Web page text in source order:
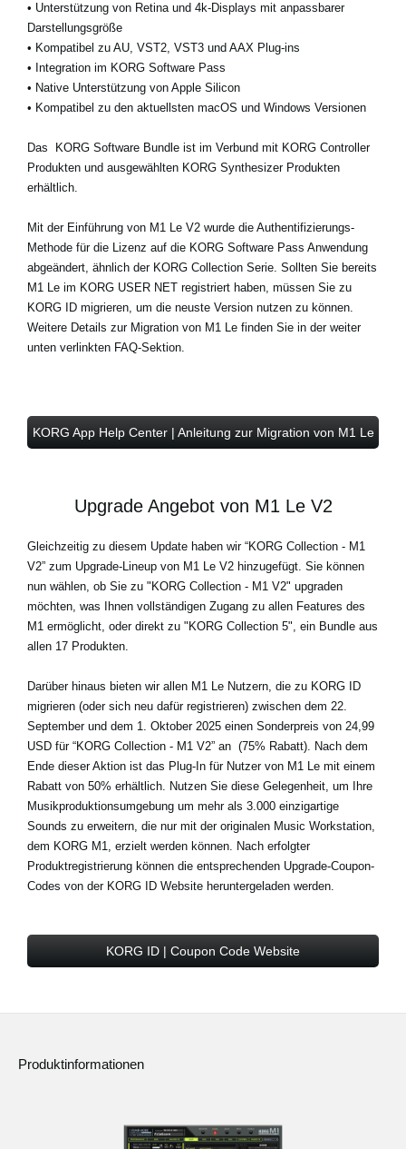
• Unterstützung von Retina und 4k-Displays mit anpassbarer
Darstellungsgröße
• Kompatibel zu AU, VST2, VST3 und AAX Plug-ins
• Integration im KORG Software Pass
• Native Unterstützung von Apple Silicon
• Kompatibel zu den aktuellsten macOS und Windows Versionen
Das KORG Software Bundle ist im Verbund mit KORG Controller
Produkten und ausgewählten KORG Synthesizer Produkten
erhältlich.
Mit der Einführung von M1 Le V2 wurde die Authentifizierungs-
Methode für die Lizenz auf die KORG Software Pass Anwendung
abgeändert, ähnlich der KORG Collection Serie. Sollten Sie bereits
M1 Le im KORG USER NET registriert haben, müssen Sie zu
KORG ID migrieren, um die neuste Version nutzen zu können.
Weitere Details zur Migration von M1 Le finden Sie in der weiter
unten verlinkten FAQ-Sektion.
KORG App Help Center | Anleitung zur Migration von M1 Le
Upgrade Angebot von M1 Le V2
Gleichzeitig zu diesem Update haben wir “KORG Collection - M1
V2” zum Upgrade-Lineup von M1 Le V2 hinzugefügt. Sie können
nun wählen, ob Sie zu "KORG Collection - M1 V2" upgraden
möchten, was Ihnen vollständigen Zugang zu allen Features des
M1 ermöglicht, oder direkt zu "KORG Collection 5", ein Bundle aus
allen 17 Produkten.
Darüber hinaus bieten wir allen M1 Le Nutzern, die zu KORG ID
migrieren (oder sich neu dafür registrieren) zwischen dem 22.
September und dem 1. Oktober 2025 einen Sonderpreis von 24,99
USD für “KORG Collection - M1 V2” an (75% Rabatt). Nach dem
Ende dieser Aktion ist das Plug-In für Nutzer von M1 Le mit einem
Rabatt von 50% erhältlich. Nutzen Sie diese Gelegenheit, um Ihre
Musikproduktionsumgebung um mehr als 3.000 einzigartige
Sounds zu erweitern, die nur mit der originalen Music Workstation,
dem KORG M1, erzielt werden können. Nach erfolgter
Produktregistrierung können die entsprechenden Upgrade-Coupon-
Codes von der KORG ID Website heruntergeladen werden.
KORG ID | Coupon Code Website
Produktinformationen